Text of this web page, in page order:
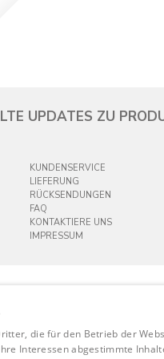
UPDATES ZU
KUNDENSERVICE
LIEFERUNG
RÜCKSENDUNGEN
FAQ
KONTAKTIERE UNS
IMPRESSUM
die für den Betrieb der
Interessen abgestimmte